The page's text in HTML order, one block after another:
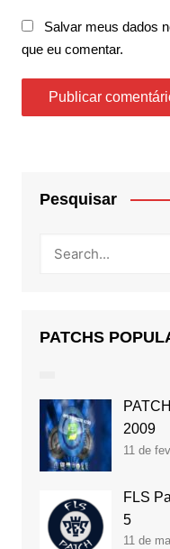
Salvar meus dados
que eu comentar.
Pesquisar
PATCHS
2009
11 de
FLS
5
11 de